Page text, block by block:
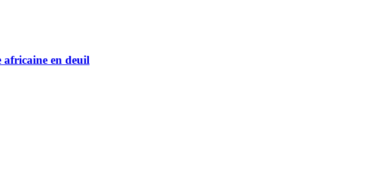
africaine en deuil